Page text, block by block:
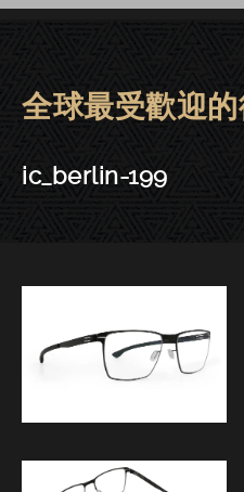
ic! berlin眼鏡 |
全球最受歡迎
ic_berlin-199